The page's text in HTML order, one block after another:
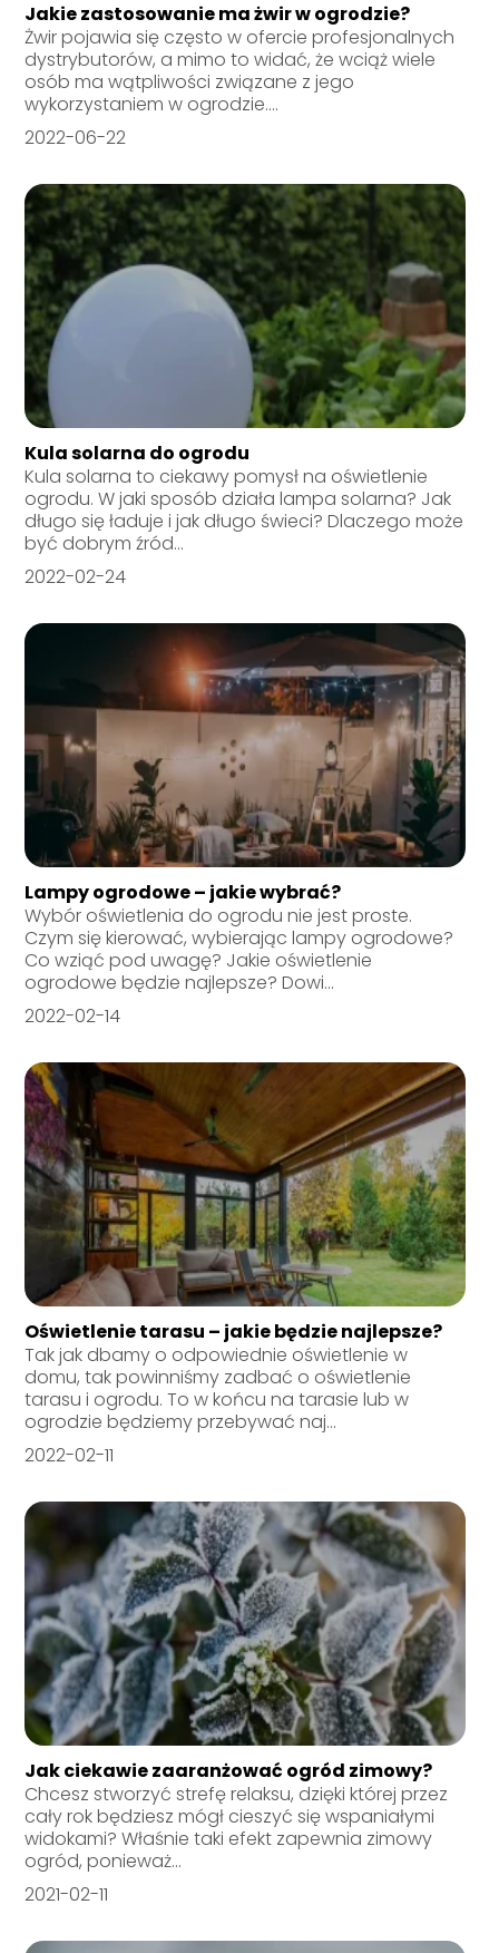
Jakie zastosowanie ma żwir w ogrodzie?
Żwir pojawia się często w ofercie profesjonalnych
dystrybutorów, a mimo to widać, że wciąż wiele
osób ma wątpliwości związane z jego
wykorzystaniem w ogrodzie....
2022-06-22
Kula solarna do ogrodu
Kula solarna to ciekawy pomysł na oświetlenie
ogrodu. W jaki sposób działa lampa solarna? Jak
długo się ładuje i jak długo świeci? Dlaczego może
być dobrym źród...
2022-02-24
Lampy ogrodowe – jakie wybrać?
Wybór oświetlenia do ogrodu nie jest proste.
Czym się kierować, wybierając lampy ogrodowe?
Co wziąć pod uwagę? Jakie oświetlenie
ogrodowe będzie najlepsze? Dowi...
2022-02-14
Oświetlenie tarasu – jakie będzie najlepsze?
Tak jak dbamy o odpowiednie oświetlenie w
domu, tak powinniśmy zadbać o oświetlenie
tarasu i ogrodu. To w końcu na tarasie lub w
ogrodzie będziemy przebywać naj...
2022-02-11
Jak ciekawie zaaranżować ogród zimowy?
Chcesz stworzyć strefę relaksu, dzięki której przez
cały rok będziesz mógł cieszyć się wspaniałymi
widokami? Właśnie taki efekt zapewnia zimowy
ogród, ponieważ...
2021-02-11